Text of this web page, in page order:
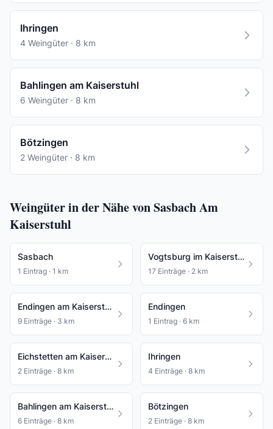
Ihringen
4 Weingüter · 8 km
Bahlingen am Kaiserstuhl
6 Weingüter · 8 km
Bötzingen
2 Weingüter · 8 km
Weingüter in der Nähe von Sasbach Am
Kaiserstuhl
Sasbach
1 Eintrag · 1 km
Vogtsburg im Kaiserstuhl
17 Einträge · 2 km
Endingen am Kaiserstuhl
9 Einträge · 3 km
Endingen
1 Eintrag · 6 km
Eichstetten am Kaiserstuhl
2 Einträge · 8 km
Ihringen
4 Einträge · 8 km
Bahlingen am Kaiserstuhl
6 Einträge · 8 km
Bötzingen
2 Einträge · 8 km